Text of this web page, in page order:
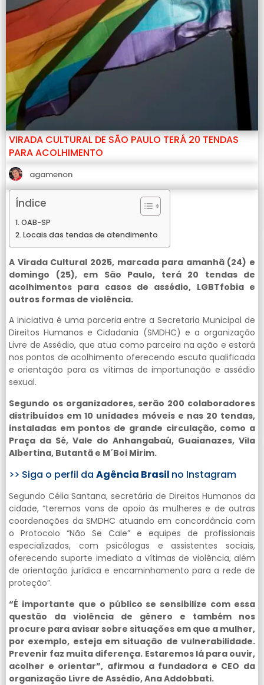
VIRADA CULTURAL DE SÃO PAULO TERÁ 20 TENDAS
PARA ACOLHIMENTO
agamenon
Índice
OAB-SP
Locais das tendas de atendimento
A Virada Cultural 2025, marcada para amanhã (24) e
domingo (25), em São Paulo, terá 20 tendas de
acolhimentos para casos de assédio, LGBTfobia e
outros formas de violência.
A iniciativa é uma parceria entre a Secretaria Municipal de
Direitos Humanos e Cidadania (SMDHC) e a organização
Livre de Assédio, que atua como parceira na ação e estará
nos pontos de acolhimento oferecendo escuta qualificada
e orientação para as vítimas de importunação e assédio
sexual.
Segundo os organizadores, serão 200 colaboradores
distribuídos em 10 unidades móveis e nas 20 tendas,
instaladas em pontos de grande circulação, como a
Praça da Sé, Vale do Anhangabaú, Guaianazes, Vila
Albertina, Butantã e M´Boi Mirim.
>> Siga o perfil da Agência Brasil no Instagram
Segundo Célia Santana, secretária de Direitos Humanos da
cidade, “teremos vans de apoio às mulheres e de outras
coordenações da SMDHC atuando em concordância com
o Protocolo “Não Se Cale” e equipes de profissionais
especializados, com psicólogas e assistentes sociais,
oferecendo suporte imediato a vítimas de violência, além
de orientação jurídica e encaminhamento para a rede de
proteção”.
“É importante que o público se sensibilize com essa
questão da violência de gênero e também nos
procure para avisar sobre situações em que a mulher,
por exemplo, esteja em situação de vulnerabilidade.
Prevenir faz muita diferença. Estaremos lá para ouvir,
acolher e orientar”, afirmou a fundadora e CEO da
organização Livre de Assédio, Ana Addobbati.